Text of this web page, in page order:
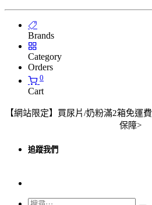
Brands
Category
Orders
0
Cart
【網站限定】 買尿片/奶粉滿2箱免運
保障>
追蹤我們